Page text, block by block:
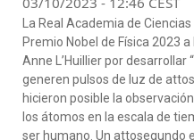
La Real Academia de
Premio Nobel de Física2023 a
Anne L’Huillierpor desarrollar
generen pulsos de luz de
hicieron posible la
os átomos en la escala de
ser humano. Un attosegundo